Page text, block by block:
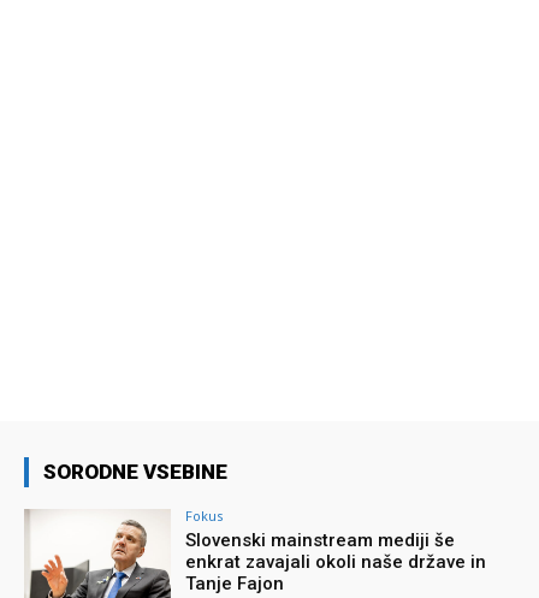
SORODNE VSEBINE
Fokus
Slovenski mainstream mediji še
enkrat zavajali okoli naše države in
Tanje Fajon